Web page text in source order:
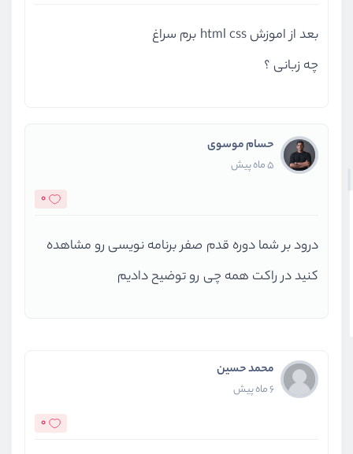
height.
داشتن یک وبسایت با ظاهر مناسب قطعا رابطه مستقیم با
مکان قرار گیری المنت‌های مختلف در یک صفحه دارد، شما با
به شکل دقیق این موضوع را به شما آموزش خواهیم داد.
دارند، بخاطر اینکه این فرم‌ها هستند که با کاربران تعامل
دارند، پس داشتن فرم‌های با استایل‌های زیبا و کاربردی به
همراه تجربه کاربری مناسب ‌می‌تواند به وبسایت شما کمک
بعد از اموزش html css برم سراغ
چه زبانی ؟
حسام موسوی
5 ماه پیش
0
درود بر شما دوره قدم صفر برنامه نویسی رو مشاهده
کنید در راکت همه چی رو توضیح دادیم
محمد حسین
6 ماه پیش
0